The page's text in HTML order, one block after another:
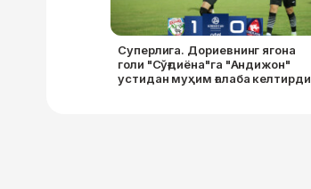
Суперлига. Дориевнинг ягона
голи "Сўғдиёна"га "Андижон"
устидан муҳим ғалаба келтирди